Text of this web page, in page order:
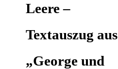
Leere –
Textauszug aus
„George und